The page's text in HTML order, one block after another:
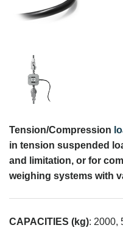
Tension/Compression
in tension suspended
and limitation, or for
weighing systems with
CAPACITIES (kg): 2000,